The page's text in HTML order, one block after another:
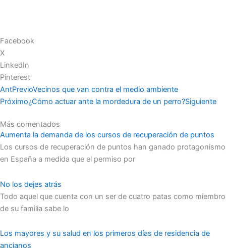
Facebook
X
LinkedIn
Pinterest
AntPrevioVecinos que van contra el medio ambiente
Próximo¿Cómo actuar ante la mordedura de un perro?Siguiente
Más comentados
Aumenta la demanda de los cursos de recuperación de puntos
Los cursos de recuperación de puntos han ganado protagonismo
en España a medida que el permiso por
No los dejes atrás
Todo aquel que cuenta con un ser de cuatro patas como miembro
de su familia sabe lo
Los mayores y su salud en los primeros días de residencia de
ancianos